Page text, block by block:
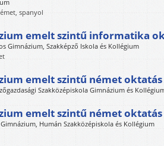
spanyol
emelt szintű informatika
Gimnázium, Szakképző Iskola és Kollégium
emelt szintű német oktatás
Szakközépiskola Gimnázium és
emelt szintű német oktatás
Gimnázium, Humán Szakközépiskola és Kollégium